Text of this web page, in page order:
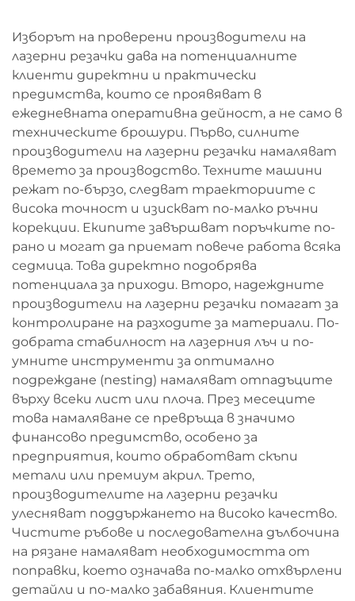
Изборът на проверени производители на
лазерни резачки дава на потенциалните
клиенти директни и практически
предимства, които се проявяват в
ежедневната оперативна дейност, а не само в
техническите брошури. Първо, силните
производители на лазерни резачки намаляват
времето за производство. Техните машини
режат по-бързо, следват траекториите с
висока точност и изискват по-малко ръчни
корекции. Екипите завършват поръчките по-
рано и могат да приемат повече работа всяка
седмица. Това директно подобрява
потенциала за приходи. Второ, надеждните
производители на лазерни резачки помагат за
контролиране на разходите за материали. По-
добрата стабилност на лазерния лъч и по-
умните инструменти за оптимално
подреждане (nesting) намаляват отпадъците
върху всеки лист или плоча. През месеците
това намаляване се превръща в значимо
финансово предимство, особено за
предприятия, които обработват скъпи
метали или премиум акрил. Трето,
производителите на лазерни резачки
улесняват поддържането на високо качество.
Чистите ръбове и последователна дълбочина
на рязане намаляват необходимостта от
поправки, което означава по-малко отхвърлени
детайли и по-малко забавяния. Клиентите